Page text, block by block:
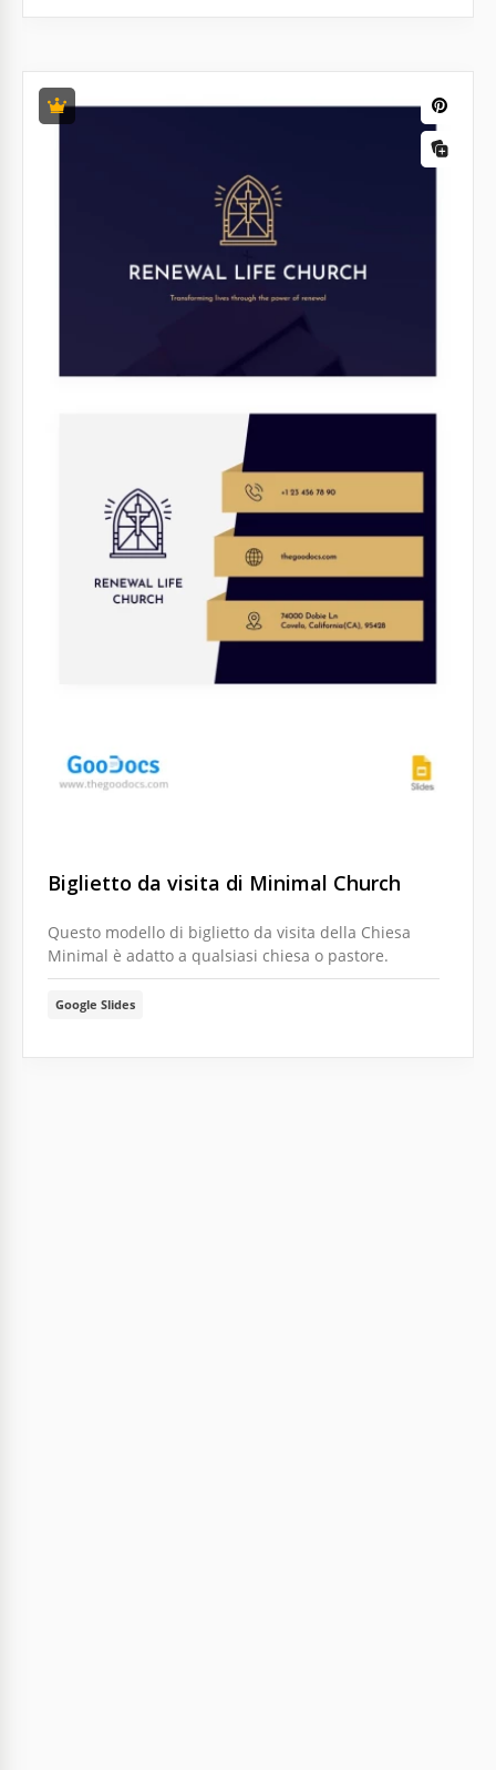
Biglietto da visita di Minimal Church
Questo modello di biglietto da visita della Chiesa
Minimal è adatto a qualsiasi chiesa o pastore.
Google Slides